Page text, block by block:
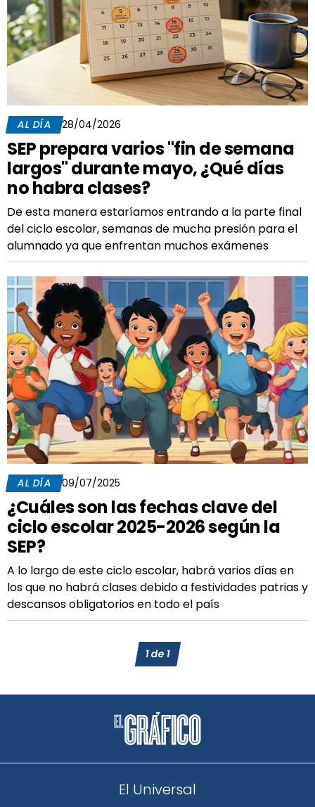
AL DÍA 28/04/2026
SEP prepara varios "fin de semana
largos" durante mayo, ¿Qué días
no habra clases?
De esta manera estaríamos entrando a la parte final
del ciclo escolar, semanas de mucha presión para el
alumnado ya que enfrentan muchos exámenes
AL DÍA 09/07/2025
¿Cuáles son las fechas clave del
ciclo escolar 2025-2026 según la
SEP?
A lo largo de este ciclo escolar, habrá varios días en
los que no habrá clases debido a festividades patrias y
descansos obligatorios en todo el país
1de1
El Universal